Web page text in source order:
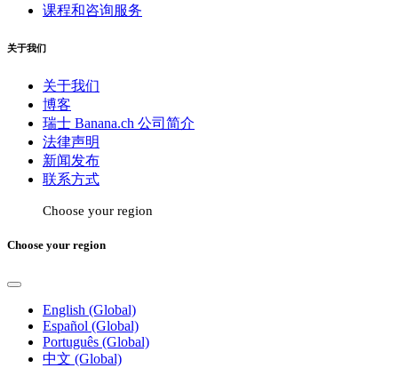
课程和咨询服务
关于我们
关于我们
博客
瑞士 Banana.ch 公司简介
法律声明
新闻发布
联系方式
Choose your region
Choose your region
English (Global)
Español (Global)
Português (Global)
中文 (Global)